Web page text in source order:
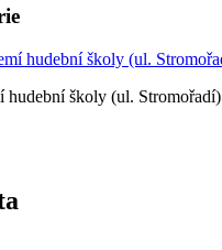
hudební školy (ul. Stromořadí)